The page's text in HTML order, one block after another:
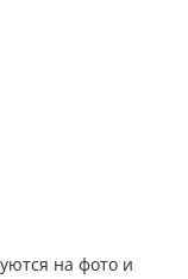
на фото и